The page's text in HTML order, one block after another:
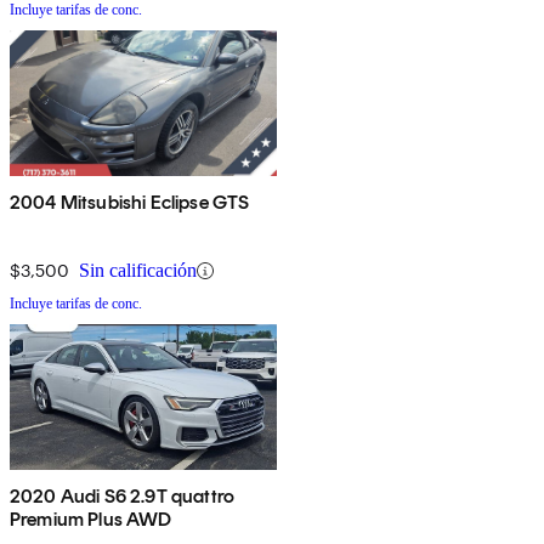
Incluye tarifas de conc.
2004 Mitsubishi Eclipse GTS
$3,500 Sin calificación
Incluye tarifas de conc.
2020 Audi S6 2.9T quattro
Premium Plus AWD